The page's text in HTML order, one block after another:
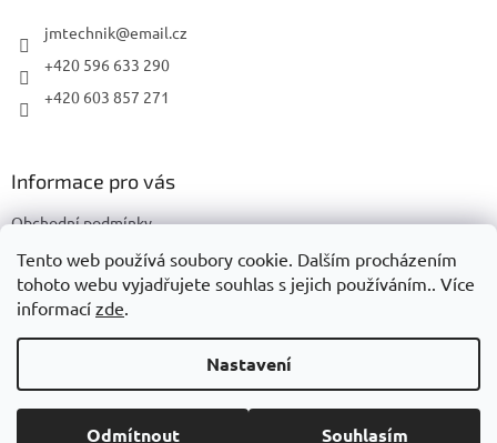
Tento web používá soubory cookie. Dalším procházením
tohoto webu vyjadřujete souhlas s jejich používáním.. Více
informací zde.
Nastavení
Odmítnout Souhlasím
jmtechnik@email.cz
+420 596 633 290
+420 603 857 271
Informace pro vás
Obchodní podmínky
Podmínky ochrany osobních údajů
Copyright 2026JMTechnik. Všechna práva vyhrazena.Upravit